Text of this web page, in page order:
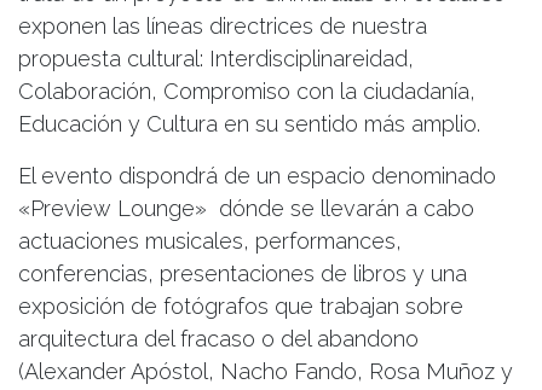
exponen las líneas directrices de nuestra
propuesta cultural: Interdisciplinareidad,
Colaboración, Compromiso con la ciudadanía,
Educación y Cultura en su sentido más amplio.
El evento dispondrá de un espacio denominado
«Preview Lounge» dónde se llevarán a cabo
actuaciones musicales, performances,
conferencias, presentaciones de libros y una
exposición de fotógrafos que trabajan sobre
arquitectura del fracaso o del abandono
(Alexander Apóstol, Nacho Fando, Rosa Muñoz y